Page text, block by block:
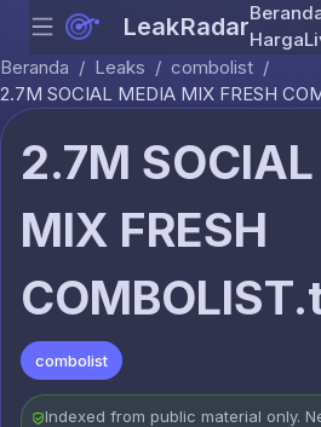
Skip
Menu LeakRadarHarga
Beranda / Leaks / combolist /
2.7M SOCIAL MEDIA MIX FRESH
2.7M
MIX FRESH
combolist
Indexed from public material only.